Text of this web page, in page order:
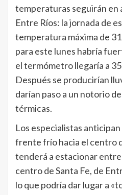
temperaturas seguirán en
Entre Ríos: la jornada de
temperatura máxima de
para este lunes habría
el termómetro llegaría a
Después se producirían
darían paso a un notorio
térmicas.
Los especialistas
frente frío hacia el centro
tenderá a estacionar
centro de Santa Fe, de
lo que podría dar lugar a